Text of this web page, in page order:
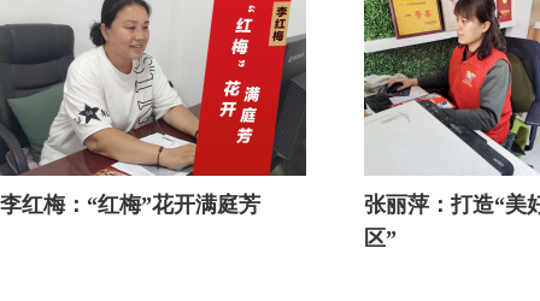
李红梅：“红梅”花开满庭芳
张丽萍：打造“美
区”